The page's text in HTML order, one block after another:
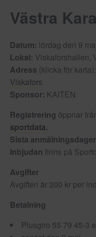
Västra
Datum: lördag den 9
Lokal: Viskaforshallen,
Adress (klicka för karta):
Viskafors
Sponsor: KAITEN
Registrering öppnar
sportdata.
Sista
Inbjudan finns på
Avgifter
Avgiften är 200 kr per
Betalning
Plusgiro 55 79 45-3